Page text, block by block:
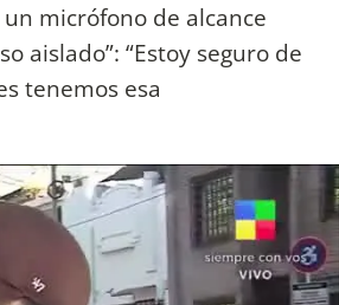
micrófono de alcance
aislado”: “Estoy seguro de
tenemos esa